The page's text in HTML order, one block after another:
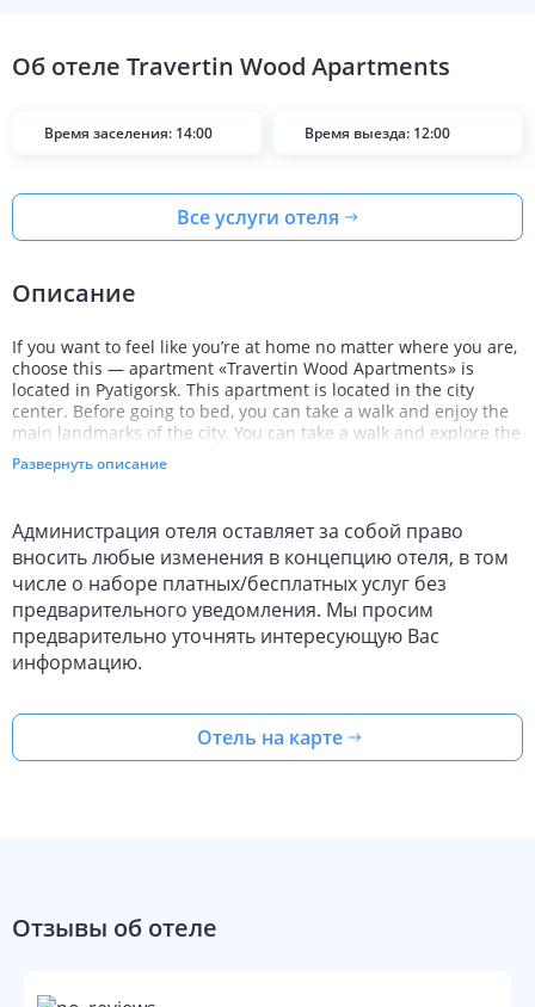
Об отеле Travertin Wood Apartments
Время заселения: 14:00 Время выезда: 12:00
Все услуги отеля
Описание
If you want to feel like you’re at home no matter where you are,
choose this — apartment «Travertin Wood Apartments» is
located in Pyatigorsk. This apartment is located in the city
center. Before going to bed, you can take a walk and enjoy the
main landmarks of the city. You can take a walk and explore the
neighbourhood area of the apartment — Pyatigorsk Museum-
Reserve M.Yu. Lermontov, Monument to Lermontov and
Wi-Fi on the territory will help you stay on-line. If you travel by
car, there’s a free parking zone. Specially for tourists who travel
by car, there’s a parking zone. Pets are welcome here. They are
allowed for an additional cost.
There are other services available for the guests of the
apartment. For example, ironing. The staff of the apartment
speaks Russian.
Guests will find the following in the room: a TV. The room
equipment depends on its category.
Развернуть описание
Администрация отеля оставляет за собой право
вносить любые изменения в концепцию отеля, в том
числе о наборе платных/бесплатных услуг без
предварительного уведомления. Мы просим
предварительно уточнять интересующую Вас
информацию.
Отель на карте
Отзывы об отеле